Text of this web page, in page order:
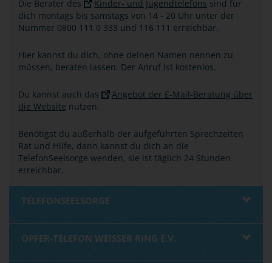
Die Berater des Kinder- und Jugendtelefons sind für
dich montags bis samstags von 14 - 20 Uhr unter der
Nummer 0800 111 0 333 und 116 111 erreichbar.
Hier kannst du dich, ohne deinen Namen nennen zu
müssen, beraten lassen. Der Anruf ist kostenlos.
Du kannst auch das
Angebot der E-Mail-Beratung über
die Website nutzen.
Benötigst du außerhalb der aufgeführten Sprechzeiten
Rat und Hilfe, dann kannst du dich an die
TelefonSeelsorge wenden, sie ist täglich 24 Stunden
erreichbar.
TELEFONSEELSORGE
OPFER-TELEFON WEISSER RING E.V.